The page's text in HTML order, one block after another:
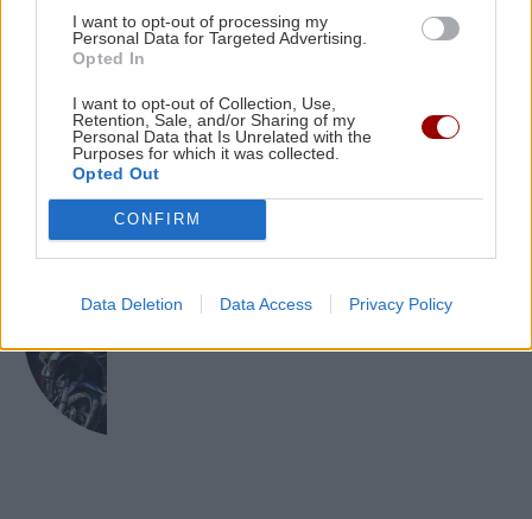
I want to opt-out of processing my
Personal Data for Targeted Advertising.
Opted In
I want to opt-out of Collection, Use,
Retention, Sale, and/or Sharing of my
Personal Data that Is Unrelated with the
Purposes for which it was collected.
Opted Out
CONFIRM
Data Deletion Data Access Privacy Policy
πατέρα της
ΤΕΧΝΟΛΟΓΙΑ
Meta: Νέα «καμπάνα» 567 εκατ.
και... πού θα πάνε αυτά τα λεφτά
Marfin: Προθεσμία έλαβε η 46χρονη -